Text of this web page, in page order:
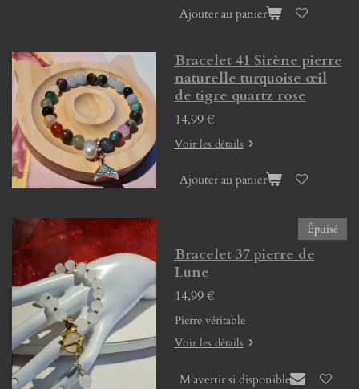
Ajouter au panier
Bracelet 41 Sirène pierre
naturelle turquoise œil
de tigre quartz rose
14,99 €
Voir les détails
Ajouter au panier
Épuisé
Bracelet 37 pierre de
Lune
14,99 €
Pierre véritable
Voir les détails
M'avertir si disponible